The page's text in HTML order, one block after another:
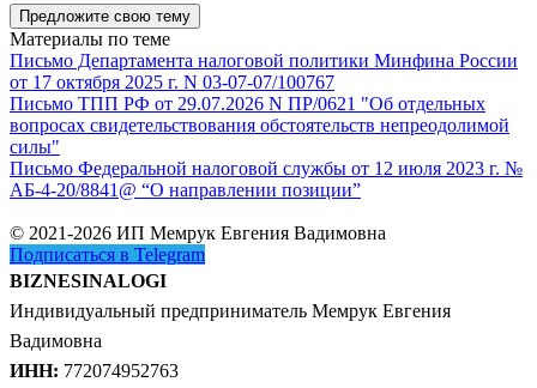
Предложите свою тему
Материалы по теме
Письмо Департамента налоговой политики Минфина России
от 17 октября 2025 г. N 03-07-07/100767
Письмо ТПП РФ от 29.07.2026 N ПР/0621 "Об отдельных
вопросах свидетельствования обстоятельств непреодолимой
силы"
Письмо Федеральной налоговой службы от 12 июля 2023 г. №
АБ-4-20/8841@ “О направлении позиции”
© 2021-2026 ИП Мемрук Евгения Вадимовна
Подписаться в Telegram
BIZNESINALOGI
Индивидуальный предприниматель Мемрук Евгения
Вадимовна
ИНН: 772074952763